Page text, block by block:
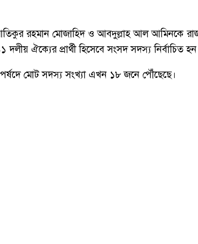
রহমান মোজাহিদ ও আবদুল্লাহ আল আমিনকে
ঐক্যের প্রার্থী হিসেবে সংসদ সদস্য নির্বাচিত
মোট সদস্য সংখ্যা এখন ১৮ জনে পৌঁছেছে।